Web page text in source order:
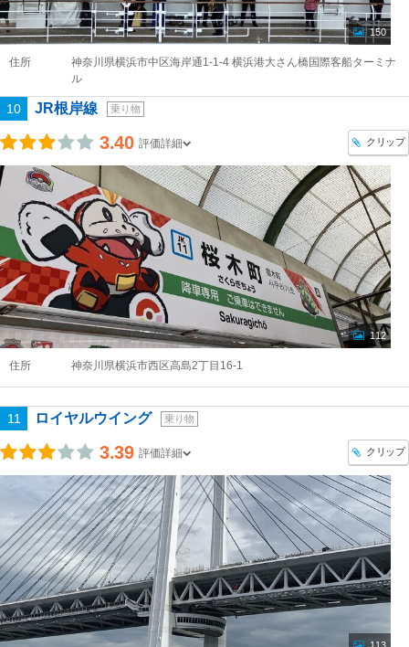
150
住所
神奈川県横浜市中区海岸通1-1-4 横浜港大さん橋国際客船ターミナ
ル
10 JR根岸線 乗り物
3.40 評価詳細 クリップ
112
住所 神奈川県横浜市西区高島2丁目16-1
11 ロイヤルウイング 乗り物
3.39 評価詳細 クリップ